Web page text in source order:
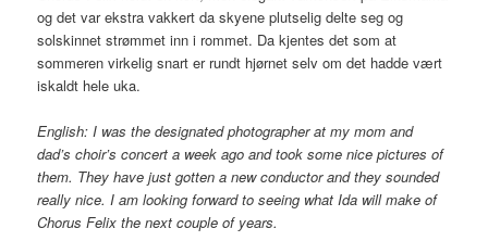
og det var ekstra vakkert da skyene plutselig delte seg og
solskinnet strømmet inn i rommet. Da kjentes det som at
sommeren virkelig snart er rundt hjørnet selv om det hadde vært
iskaldt hele uka.
English: I was the designated photographer at my mom and
dad’s choir’s concert a week ago and took some nice pictures of
them. They have just gotten a new conductor and they sounded
really nice. I am looking forward to seeing what Ida will make of
Chorus Felix the next couple of years.